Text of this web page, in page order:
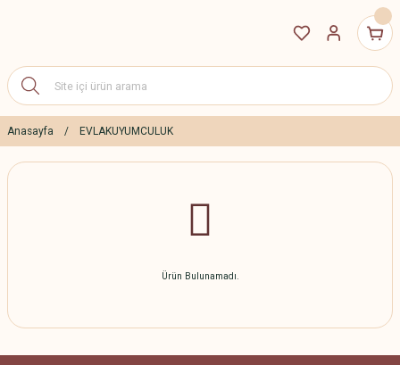
Anasayfa EVLAKUYUMCULUK
Ürün Bulunamadı.